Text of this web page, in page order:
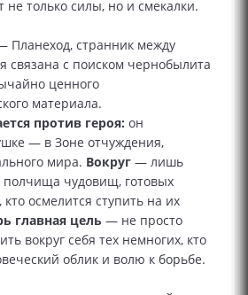
не только силы, но и смекалки.
Планеход, странник между
связана с поиском чернобылита
ценного
материала.
против героя: он
— в Зоне отчуждения,
мира. Вокруг — лишь
чудовищ, готовых
осмелится ступить на их
главная цель — не просто
вокруг себя тех немногих, кто
облик и волю к борьбе.